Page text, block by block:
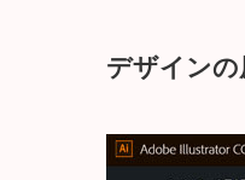
デザイン